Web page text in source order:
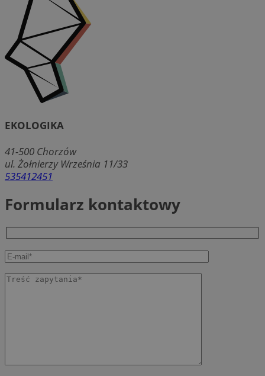
EKOLOGIKA
41-500 Chorzów
ul. Żołnierzy Września 11/33
535412451
Formularz kontaktowy